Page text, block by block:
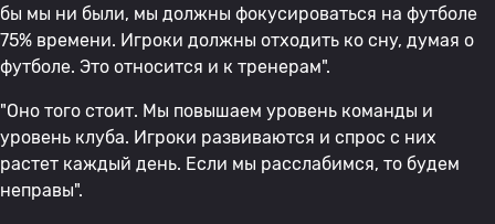
бы мы ни были, мы должны фокусироваться на футболе
75% времени. Игроки должны отходить ко сну, думая о
футболе. Это относится и к тренерам".
"Оно того стоит. Мы повышаем уровень команды и
уровень клуба. Игроки развиваются и спрос с них
растет каждый день. Если мы расслабимся, то будем
неправы".